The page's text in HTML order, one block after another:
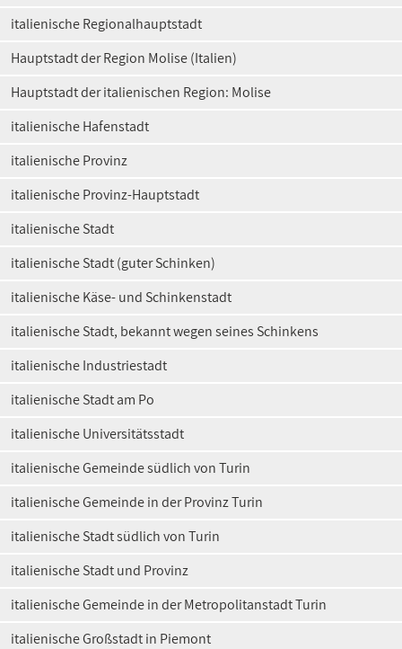
italienische Regionalhauptstadt
Hauptstadt der Region Molise (Italien)
Hauptstadt der italienischen Region: Molise
italienische Hafenstadt
italienische Provinz
italienische Provinz-Hauptstadt
italienische Stadt
italienische Stadt (guter Schinken)
italienische Käse- und Schinkenstadt
italienische Stadt, bekannt wegen seines Schinkens
italienische Industriestadt
italienische Stadt am Po
italienische Universitätsstadt
italienische Gemeinde südlich von Turin
italienische Gemeinde in der Provinz Turin
italienische Stadt südlich von Turin
italienische Stadt und Provinz
italienische Gemeinde in der Metropolitanstadt Turin
italienische Großstadt in Piemont